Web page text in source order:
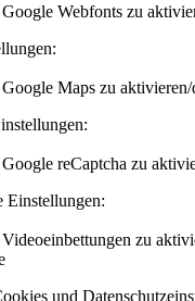
Webfonts zu
Maps zu aktivieren/
reCaptcha zu
Einstellungen:
zu
und